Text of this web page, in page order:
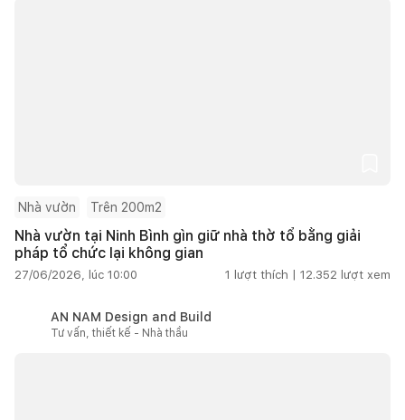
Nhà vườn Trên 200m2
Nhà vườn tại Ninh Bình gìn giữ nhà thờ tổ bằng giải
pháp tổ chức lại không gian
27/06/2026, lúc 10:00 1 lượt thích | 12.352 lượt xem
AN NAM Design and Build
Tư vấn, thiết kế - Nhà thầu